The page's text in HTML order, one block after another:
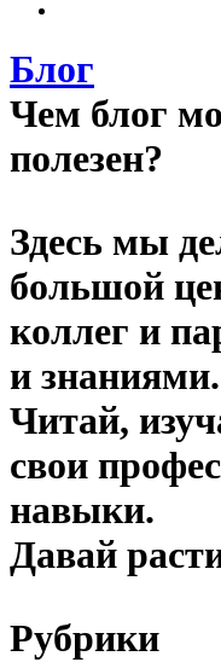
Блог
Чем блог
полезен?
Здесь мы
большой
коллег и
и знаниями.
Читай,
свои
навыки.
Давай
Рубрики